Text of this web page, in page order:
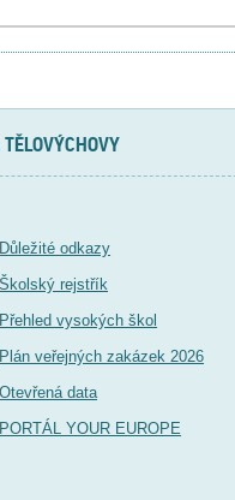
Důležité odkazy
Školský rejstřík
Přehled vysokých škol
Plán veřejných zakázek 2026
Otevřená data
PORTÁL YOUR EUROPE